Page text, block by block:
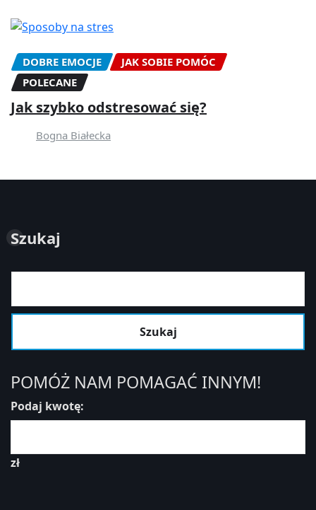
DOBRE EMOCJE
JAK SOBIE POMÓC
POLECANE
Jak szybko odstresować się?
Bogna Białecka
Szukaj
Szukaj
POMÓŻ NAM POMAGAĆ INNYM!
Podaj kwotę:
zł